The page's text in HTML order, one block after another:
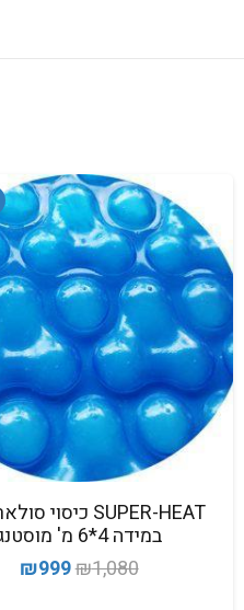
במידה 4*6 מ' מוסטנג
₪1,080
המחיר
₪999